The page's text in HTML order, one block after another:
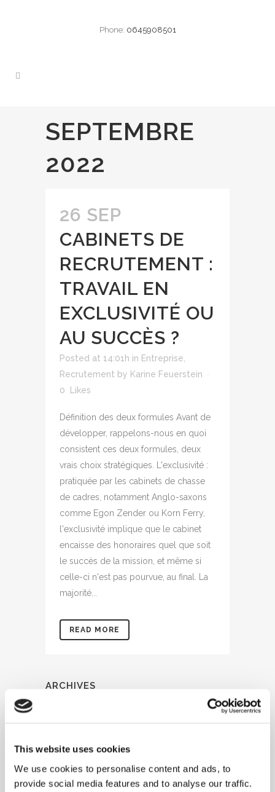
This website uses cookies
We use cookies to personalise content and ads, to
provide social media features and to analyse our traffic.
Phone: 0645908501
SEPTEMBRE
2022
26 SEP
CABINETS DE
RECRUTEMENT :
TRAVAIL EN
EXCLUSIVITÉ OU
AU SUCCÈS ?
Posted at 14:01h in Entreprise
Recrutement by Karine Feuerstein
0
Likes
Définition des deux formules Avant de
développer, rappelons-nous en quoi
consistent ces deux formules, deux
vrais choix stratégiques. L'exclusivité :
pratiquée par les cabinets de chasse
de cadres, notamment Anglo-saxons
comme Egon Zender ou Korn Ferry,
l'exclusivité implique que le cabinet
encaisse des honoraires quel que soit
le succès de la mission, et même si
celle-ci n'est pas pourvue, au final. La
majorité...
READ MORE
ARCHIVES
février 2023
novembre 2022